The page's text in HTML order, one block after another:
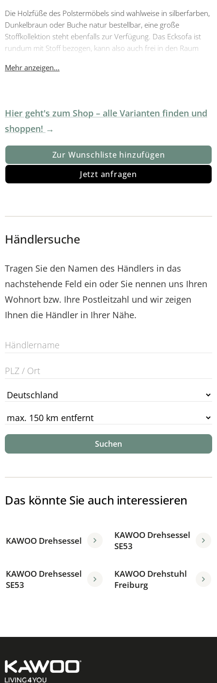
Die Holzfüße des Polstermöbels sind wahlweise in silberfarben,
Dunkelbraun oder Buche natur bestellbar, eine große
Stoffkollektion steht ebenfalls zur Verfügung. Das Ecksofa ist
rundum mit Stoff bezogen, kann also auch frei in den Raum
Mehr anzeigen...
Hier geht's zum Shop – alle Varianten finden und
shoppen!
Zur Wunschliste hinzufügen
Jetzt anfragen
Händlersuche
Tragen Sie den Namen des Händlers in das
nachstehende Feld ein oder Sie nennen uns Ihren
Wohnort bzw. Ihre Postleitzahl und wir zeigen
Ihnen die Händler in Ihrer Nähe.
Suchen
Das könnte Sie auch interessieren
KAWOO Drehsessel
KAWOO Drehsessel
SE53
KAWOO Drehsessel
SE53
KAWOO Drehstuhl
Freiburg